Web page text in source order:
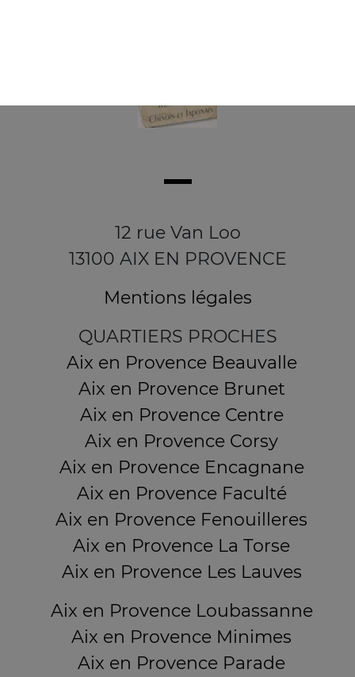
12 rue Van Loo
13100 AIX EN PROVENCE
Mentions légales
QUARTIERS PROCHES
Aix en Provence Beauvalle
Aix en Provence Brunet
Aix en Provence Centre
Aix en Provence Corsy
Aix en Provence Encagnane
Aix en Provence Faculté
Aix en Provence Fenouilleres
Aix en Provence La Torse
Aix en Provence Les Lauves
Aix en Provence Loubassanne
Aix en Provence Minimes
Aix en Provence Parade